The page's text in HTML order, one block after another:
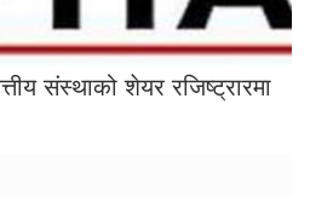
संस्थाको शेयर रजिष्ट्रारमा